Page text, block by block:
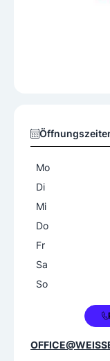
Mo
Di
Mi
Do
Fr
Sa
So
+43 676